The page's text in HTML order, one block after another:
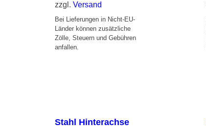
zzgl. Versand
Bei Lieferungen in Nicht-EU-
Länder können zusätzliche
Zölle, Steuern und Gebühren
anfallen.
Stahl Hinterachse